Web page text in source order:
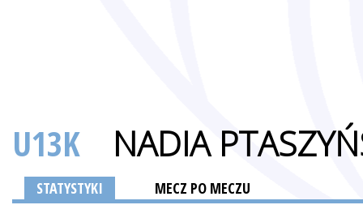
U13K NADIA
STATYSTYKI MECZ PO MECZU